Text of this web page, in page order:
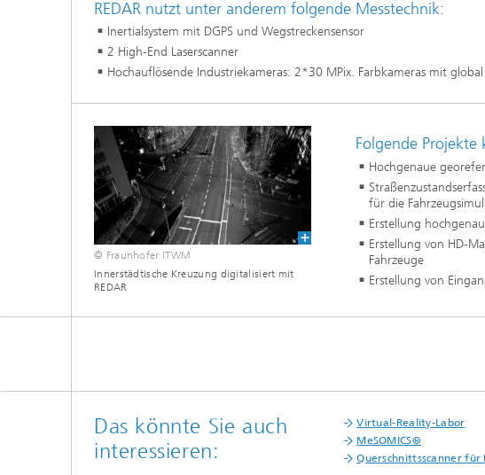
prüfung
Optimierung von
REDAR nutzt unter anderem folgende Messtechnik:
Inertialsystem mit DGPS und Wegstreckensensor
2 High-End Laserscanner
Hochauflösende Industriekameras: 2*30 MPix. Farbkameras mit
© Fraunhofer ITWM
Innerstädtische Kreuzung digitalisiert mit
REDAR
Folgende Projekte
Hochgenaue
für die
Erstellung
Erstellung von HD-
Fahrzeuge
Erstellung von
Das könnte Sie auch
interessieren:
Virtual-Reality-Labor
MeSOMICS®
Querschnittsscanner für